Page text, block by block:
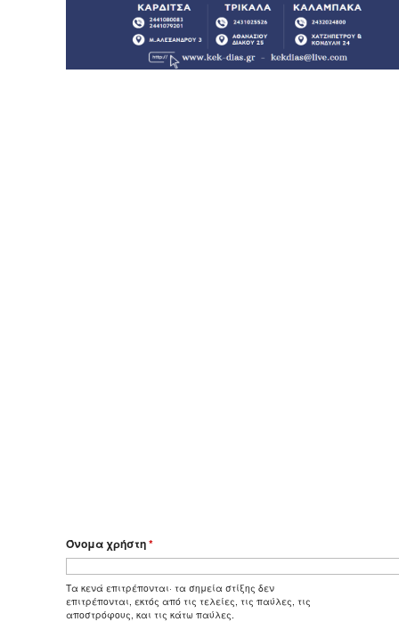
Όνομα χρήστη*
Τα κενά επιτρέπονται· τα σημεία στίξης δεν
επιτρέπονται, εκτός από τις τελείες, τις παύλες, τις
αποστρόφους, και τις κάτω παύλες.